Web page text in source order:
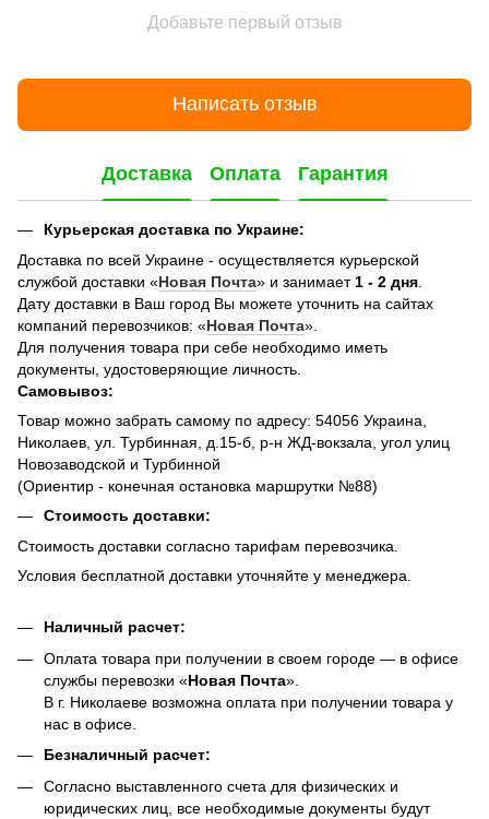
Добавьте первый отзыв
Написать отзыв
Доставка Оплата Гарантия
Курьерская доставка по Украине:
Доставка по всей Украине - осуществляется курьерской
службой доставки «Новая Почта» и занимает 1 - 2 дня
Дату доставки в Ваш город Вы можете уточнить на сайтах
компаний перевозчиков: «Новая Почта».
Для получения товара при себе необходимо иметь
документы, удостоверяющие личность.
Самовывоз:
Товар можно забрать самому по адресу: 54056 Украина,
Николаев, ул. Турбинная, д.15-б, р-н ЖД-вокзала, угол улиц
Новозаводской и Турбинной
(Ориентир - конечная остановка маршрутки №88)
Стоимость доставки:
Стоимость доставки согласно тарифам перевозчика.
Условия бесплатной доставки уточняйте у менеджера.
Наличный расчет:
Оплата товара при получении в своем городе — в офисе
службы перевозки «Новая Почта».
В г. Николаеве возможна оплата при получении товара у
нас в офисе.
Безналичный расчет:
Согласно выставленного счета для физических и
юридических лиц, все необходимые документы будут